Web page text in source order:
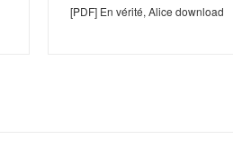
[PDF] En vérité, Alice download